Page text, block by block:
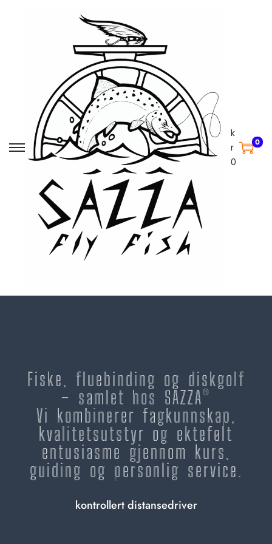
k
r
0
0
Fiske, fluebinding og diskgolf
– samlet hos SAZZA®
Vi kombinerer fagkunnskap,
kvalitetsutstyr og ektefølt
entusiasme gjennom kurs,
guiding og personlig service.
kontrollert distansedriver